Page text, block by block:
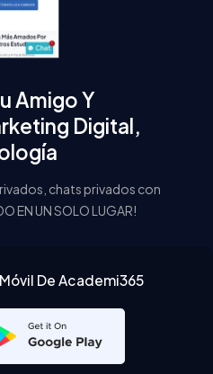
Amigo Y
Digital,
chats privados con
EN UN SOLO LUGAR!
De Academi365